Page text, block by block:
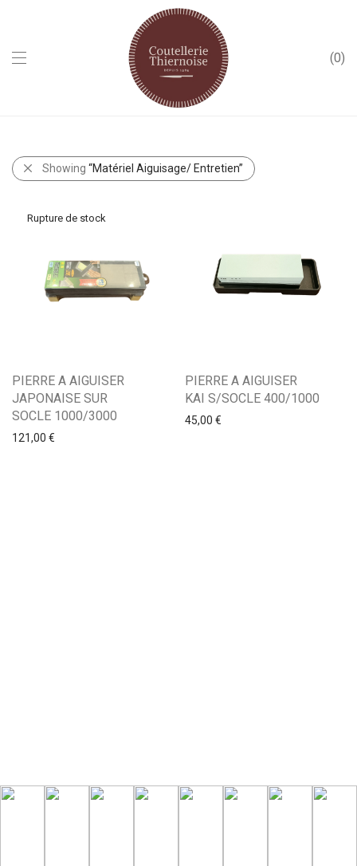
0
Showing “Matériel Aiguisage/ Entretien”
PIERRE A AIGUISER
JAPONAISE SUR
SOCLE 1000/3000
121,00 €
PIERRE A AIGUISER
KAI S/SOCLE 400/1000
45,00 €